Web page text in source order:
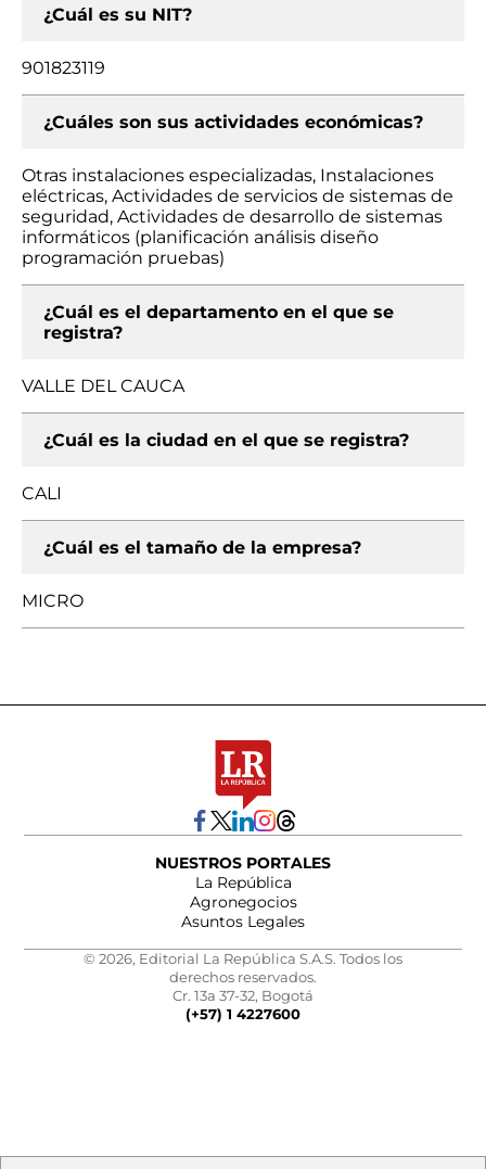
¿Cuál es su NIT?
901823119
¿Cuáles son sus actividades económicas?
Otras instalaciones especializadas, Instalaciones
eléctricas, Actividades de servicios de sistemas de
seguridad, Actividades de desarrollo de sistemas
informáticos (planificación análisis diseño
programación pruebas)
¿Cuál es el departamento en el que se
registra?
VALLE DEL CAUCA
¿Cuál es la ciudad en el que se registra?
CALI
¿Cuál es el tamaño de la empresa?
MICRO
NUESTROS PORTALES
La República
Agronegocios
Asuntos Legales
© 2026, Editorial La República S.A.S. Todos los
derechos reservados.
Cr. 13a 37-32, Bogotá
(+57) 1 4227600